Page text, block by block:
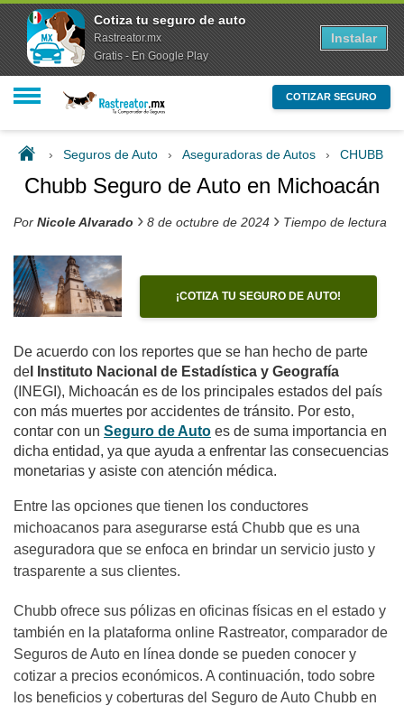
COTIZAR SEGURO
› Seguros de Auto › Aseguradoras de Autos › CHUBB
Chubb Seguro de Auto en Michoacán
Por Nicole Alvarado › 8 de octubre de 2024 › Tiempo de lectura
¡COTIZA TU SEGURO DE AUTO!
De acuerdo con los reportes que se han hecho de parte
de l Instituto Nacional de Estadística y Geografía
(INEGI), Michoacán es de los principales estados del país
con más muertes por accidentes de tránsito. Por esto,
contar con un Seguro de Auto es de suma importancia en
dicha entidad, ya que ayuda a enfrentar las consecuencias
monetarias y asiste con atención médica.
Entre las opciones que tienen los conductores
michoacanos para asegurarse está Chubb que es una
aseguradora que se enfoca en brindar un servicio justo y
trasparente a sus clientes.
Chubb ofrece sus pólizas en oficinas físicas en el estado y
también en la plataforma online Rastreator, comparador de
Seguros de Auto en línea donde se pueden conocer y
cotizar a precios económicos. A continuación, todo sobre
los beneficios y coberturas del Seguro de Auto Chubb en
Cotiza tu seguro de auto
Rastreator.mx
Gratis - En Google Play
Instalar